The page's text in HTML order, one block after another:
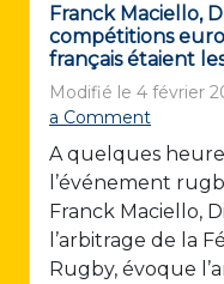
Franck Maciello,
compétitions
français étaient
Modifié le 4 février
a Comment
A quelques
l’événement
Franck Maciello,
l’arbitrage de la
Rugby, évoque